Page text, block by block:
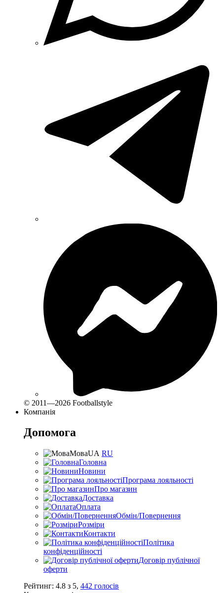
© 2011—2026 Footballstyle
Компанія
Допомога
МоваUA RU
Головна
Новини
Програма лояльності
Про магазин
Доставка
Оплата
Обмін/Повернення
Розміри
Контакти
Політика
конфіденційності
Договір публічної
оферти
Рейтинг: 4.8 з 5, 442 голосів